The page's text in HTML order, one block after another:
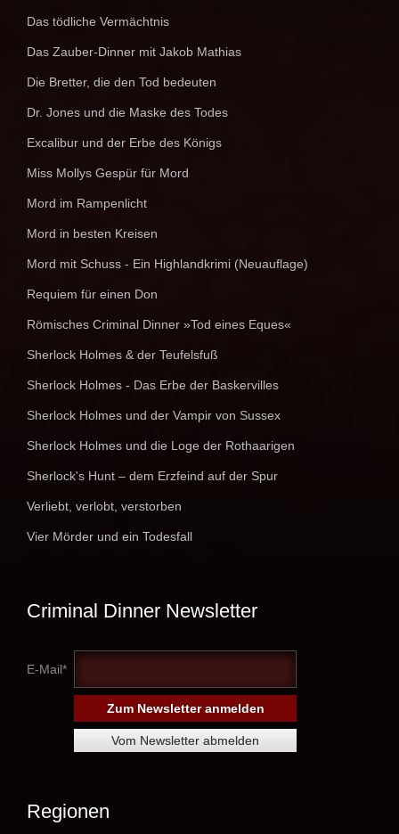
Das tödliche Vermächtnis
Das Zauber-Dinner mit Jakob Mathias
Die Bretter, die den Tod bedeuten
Dr. Jones und die Maske des Todes
Excalibur und der Erbe des Königs
Miss Mollys Gespür für Mord
Mord im Rampenlicht
Mord in besten Kreisen
Mord mit Schuss - Ein Highlandkrimi (Neuauflage)
Requiem für einen Don
Römisches Criminal Dinner »Tod eines Eques«
Sherlock Holmes & der Teufelsfuß
Sherlock Holmes - Das Erbe der Baskervilles
Sherlock Holmes und der Vampir von Sussex
Sherlock Holmes und die Loge der Rothaarigen
Sherlock's Hunt – dem Erzfeind auf der Spur
Verliebt, verlobt, verstorben
Vier Mörder und ein Todesfall
Criminal Dinner Newsletter
E-Mail*
Regionen